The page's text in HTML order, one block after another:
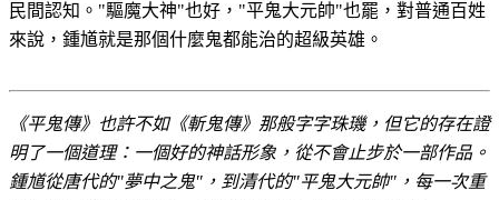
民間認知。"驅魔大神"也好，"平鬼大元帥"也罷，對普通百姓
來說，鍾馗就是那個什麼鬼都能治的超級英雄。
《平鬼傳》也許不如《斬鬼傳》那般字字珠璣，但它的存在證
明了一個道理：一個好的神話形象，從不會止步於一部作品。
鍾馗從唐代的"夢中之鬼"，到清代的"平鬼大元帥"，每一次重